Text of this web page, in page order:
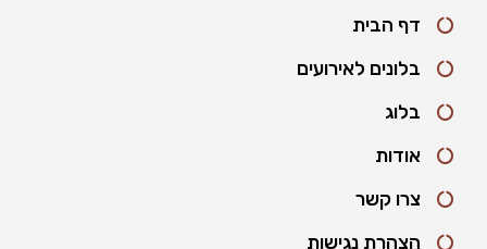
דף הבית
בלונים לאירועים
בלוג
אודות
צרו קשר
הצהרת נגישות